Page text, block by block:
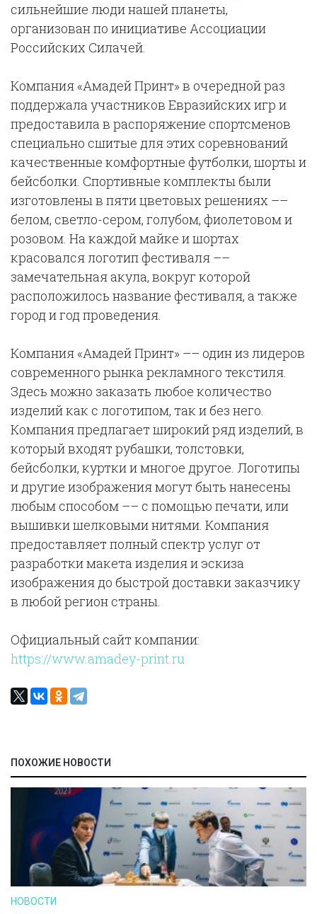
сильнейшие люди нашей планеты,
организован по инициативе Ассоциации
Российских Силачей.
Компания «Амадей Принт» в очередной раз
поддержала участников Евразийских игр и
предоставила в распоряжение спортсменов
специально сшитые для этих соревнований
качественные комфортные футболки, шорты и
бейсболки. Спортивные комплекты были
изготовлены в пяти цветовых решениях ––
белом, светло-сером, голубом, фиолетовом и
розовом. На каждой майке и шортах
красовался логотип фестиваля ––
замечательная акула, вокруг которой
расположилось название фестиваля, а также
город и год проведения.
Компания «Амадей Принт» –– один из лидеров
современного рынка рекламного текстиля.
Здесь можно заказать любое количество
изделий как с логотипом, так и без него.
Компания предлагает широкий ряд изделий, в
который входят рубашки, толстовки,
бейсболки, куртки и многое другое. Логотипы
и другие изображения могут быть нанесены
любым способом –– с помощью печати, или
вышивки шелковыми нитями. Компания
предоставляет полный спектр услуг от
разработки макета изделия и эскиза
изображения до быстрой доставки заказчику
в любой регион страны.
Официальный сайт компании:
https://www.amadey-print.ru
ПОХОЖИЕ НОВОСТИ
НОВОСТИ